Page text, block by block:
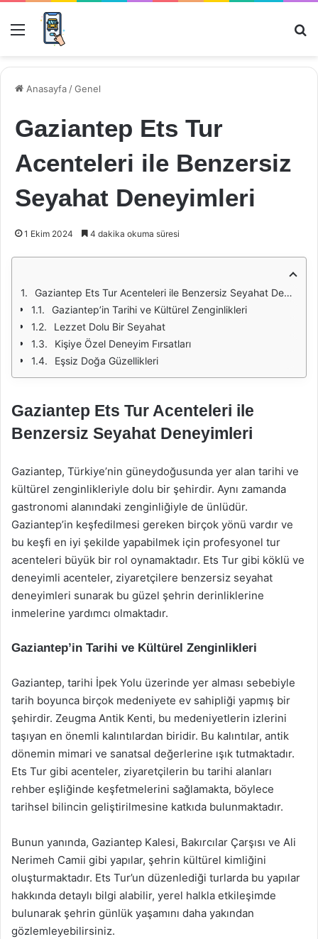
Menü
Anasayfa /Genel
Gaziantep Ets Tur
Acenteleri ile Benzersiz
Seyahat Deneyimleri
1 Ekim 2024 4 dakika okuma süresi
Gaziantep Ets Tur Acenteleri ile Benzersiz Seyahat Deneyimleri
Gaziantep’in Tarihi ve Kültürel Zenginlikleri
Lezzet Dolu Bir Seyahat
Kişiye Özel Deneyim Fırsatları
Eşsiz Doğa Güzellikleri
Gaziantep Ets Tur Acenteleri ile
Benzersiz Seyahat Deneyimleri
Gaziantep, Türkiye’nin güneydoğusunda yer alan tarihi ve
kültürel zenginlikleriyle dolu bir şehirdir. Aynı zamanda
gastronomi alanındaki zenginliğiyle de ünlüdür.
Gaziantep’in keşfedilmesi gereken birçok yönü vardır ve
bu keşfi en iyi şekilde yapabilmek için profesyonel tur
acenteleri büyük bir rol oynamaktadır. Ets Tur gibi köklü ve
deneyimli acenteler, ziyaretçilere benzersiz seyahat
deneyimleri sunarak bu güzel şehrin derinliklerine
inmelerine yardımcı olmaktadır.
Gaziantep’in Tarihi ve Kültürel Zenginlikleri
Gaziantep, tarihi İpek Yolu üzerinde yer alması sebebiyle
tarih boyunca birçok medeniyete ev sahipliği yapmış bir
şehirdir. Zeugma Antik Kenti, bu medeniyetlerin izlerini
taşıyan en önemli kalıntılardan biridir. Bu kalıntılar, antik
dönemin mimari ve sanatsal değerlerine ışık tutmaktadır.
Ets Tur gibi acenteler, ziyaretçilerin bu tarihi alanları
rehber eşliğinde keşfetmelerini sağlamakta, böylece
tarihsel bilincin geliştirilmesine katkıda bulunmaktadır.
Bunun yanında, Gaziantep Kalesi, Bakırcılar Çarşısı ve Ali
Nerimeh Camii gibi yapılar, şehrin kültürel kimliğini
oluşturmaktadır. Ets Tur’un düzenlediği turlarda bu yapılar
hakkında detaylı bilgi alabilir, yerel halkla etkileşimde
bulunarak şehrin günlük yaşamını daha yakından
gözlemleyebilirsiniz.